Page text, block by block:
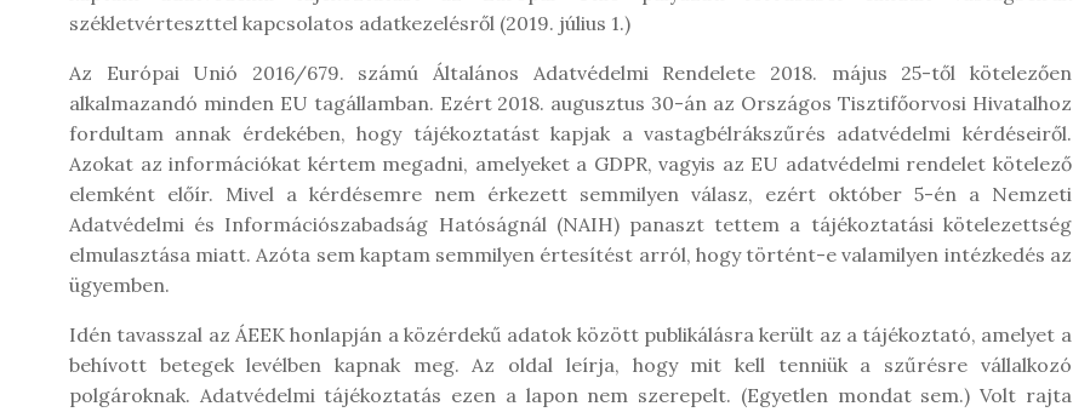
székletvérteszttel kapcsolatos adatkezelésről (2019. július 1.)
Az Európai Unió 2016/679. számú Általános Adatvédelmi Rendelete 2018. május 25-től kötelezően
alkalmazandó minden EU tagállamban. Ezért 2018. augusztus 30-án az Országos Tisztifőorvosi Hivatalhoz
fordultam annak érdekében, hogy tájékoztatást kapjak a vastagbélrákszűrés adatvédelmi kérdéseiről.
Azokat az információkat kértem megadni, amelyeket a GDPR, vagyis az EU adatvédelmi rendelet kötelező
elemként előír. Mivel a kérdésemre nem érkezett semmilyen válasz, ezért október 5-én a Nemzeti
Adatvédelmi és Információszabadság Hatóságnál (NAIH) panaszt tettem a tájékoztatási kötelezettség
elmulasztása miatt. Azóta sem kaptam semmilyen értesítést arról, hogy történt-e valamilyen intézkedés az
ügyemben.
Idén tavasszal az ÁEEK honlapján a közérdekű adatok között publikálásra került az a tájékoztató, amelyet a
behívott betegek levélben kapnak meg. Az oldal leírja, hogy mit kell tenniük a szűrésre vállalkozó
polgároknak. Adatvédelmi tájékoztatás ezen a lapon nem szerepelt. (Egyetlen mondat sem.) Volt rajta